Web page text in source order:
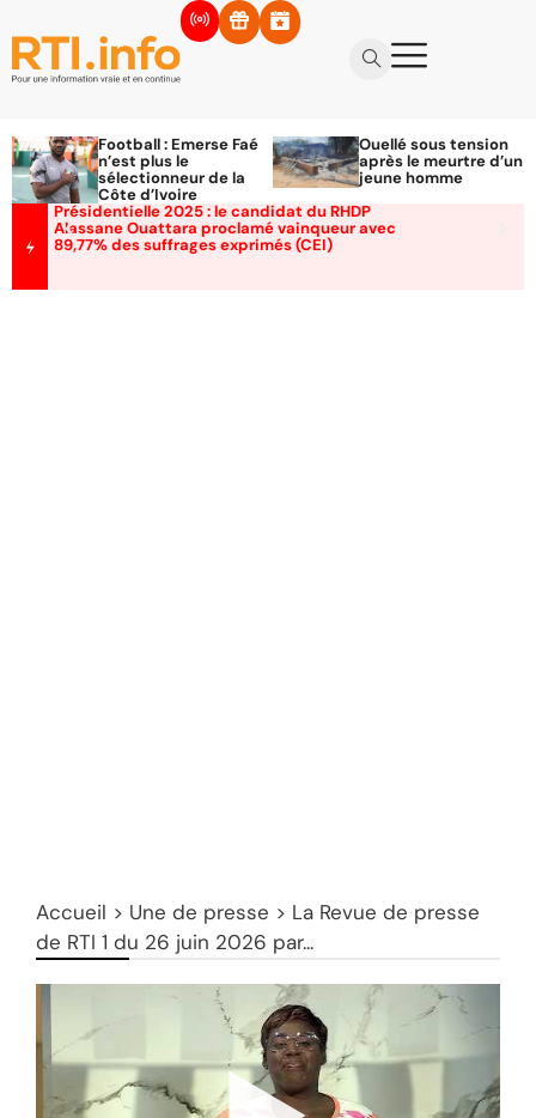
Football : Emerse Faé
n’est plus le
sélectionneur de la
Côte d’Ivoire
Ouellé sous tension
après le meurtre d’un
jeune homme
Présidentielle 2025 : le candidat du RHDP
Alassane Ouattara proclamé vainqueur avec
89,77% des suffrages exprimés (CEI)
Accueil > Une de presse > La Revue de presse
de RTI 1 du 26 juin 2026 par...